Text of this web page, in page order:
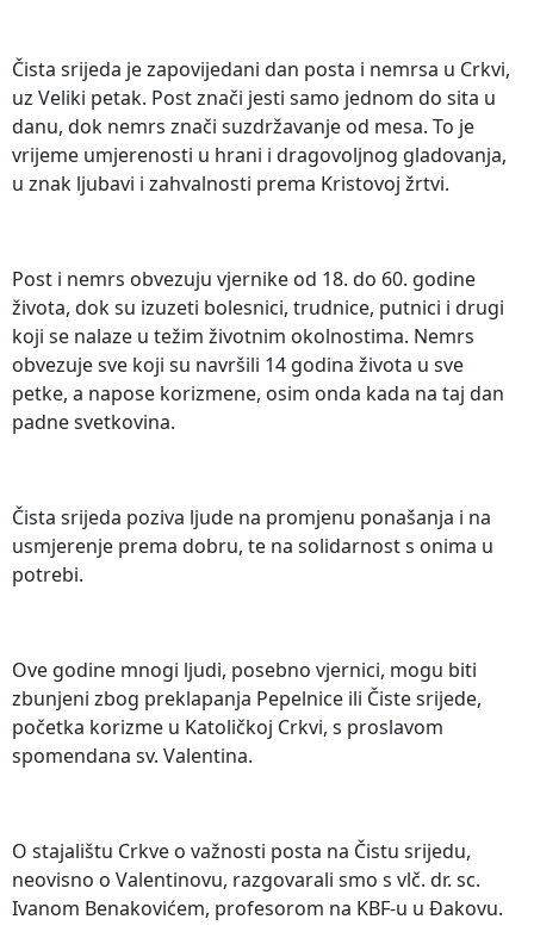
Čista srijeda je zapovijedani dan posta i nemrsa u Crkvi,
uz Veliki petak. Post znači jesti samo jednom do sita u
danu, dok nemrs znači suzdržavanje od mesa. To je
vrijeme umjerenosti u hrani i dragovoljnog gladovanja,
u znak ljubavi i zahvalnosti prema Kristovoj žrtvi.
Post i nemrs obvezuju vjernike od 18. do 60. godine
života, dok su izuzeti bolesnici, trudnice, putnici i drugi
koji se nalaze u težim životnim okolnostima. Nemrs
obvezuje sve koji su navršili 14 godina života u sve
petke, a napose korizmene, osim onda kada na taj dan
padne svetkovina.
Čista srijeda poziva ljude na promjenu ponašanja i na
usmjerenje prema dobru, te na solidarnost s onima u
potrebi.
Ove godine mnogi ljudi, posebno vjernici, mogu biti
zbunjeni zbog preklapanja Pepelnice ili Čiste srijede,
početka korizme u Katoličkoj Crkvi, s proslavom
spomendana sv. Valentina.
O stajalištu Crkve o važnosti posta na Čistu srijedu,
neovisno o Valentinovu, razgovarali smo s vlč. dr. sc.
Ivanom Benakovićem, profesorom na KBF-u u Đakovu.